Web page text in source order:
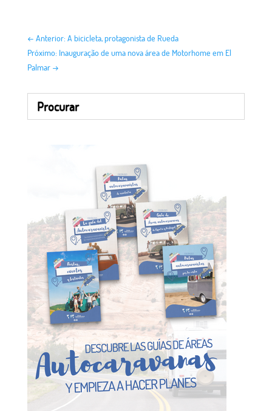
← Anterior: A bicicleta, protagonista de Rueda
Próximo: Inauguração de uma nova área de Motorhome em El
Palmar→